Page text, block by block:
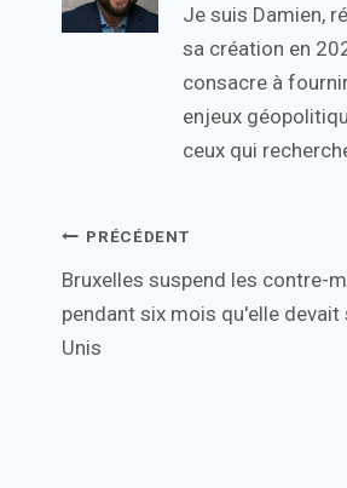
Je suis Damien,
sa création en
consacre à
enjeux
ceux qui
Navigation
de
l’article
PRÉCÉDENT
Bruxelles suspend les contre-
pendant six mois qu'elle devait
Unis